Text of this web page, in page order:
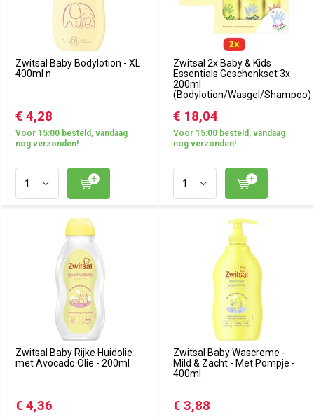
Zwitsal Baby Bodylotion - XL
400ml n
€ 4,28
Voor 15:00 besteld, vandaag
nog verzonden!
Zwitsal 2x Baby & Kids
Essentials Geschenkset 3x
200ml
(Bodylotion/Wasgel/Shampoo)
€ 18,04
Voor 15:00 besteld, vandaag
nog verzonden!
Zwitsal Baby Rijke Huidolie
met Avocado Olie - 200ml
€ 4,36
Zwitsal Baby Wascreme -
Mild & Zacht - Met Pompje -
400ml
€ 3,88